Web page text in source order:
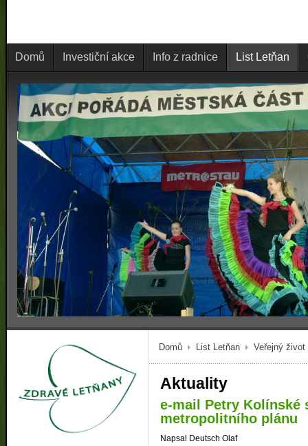
Domů Investiční akce Info z radnice List Letňan
Domů List Letňan Veřejný život
Aktuality
e-mail Petry Kolínské
metropolitního plánu
Napsal Deutsch Olaf